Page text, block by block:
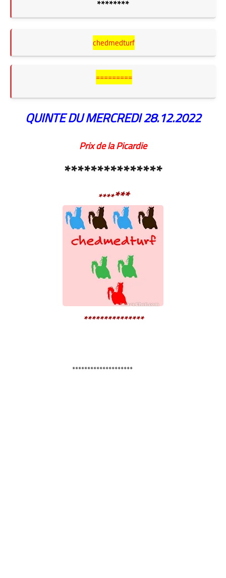
********
chedmedturf
=========
QUINTE DU MERCREDI28.12.2022
Prix de la Picardie
***************
*******
***************
********************